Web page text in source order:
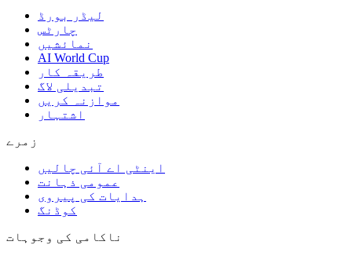
لیڈر بورڈ
چارٹس
نمائشیں
AI World Cup
طریقہ کار
تبدیلی لاگ
موازنہ کریں
اشتہار
زمرے
اینٹی اے آئی چالیں
عمومی ذہانت
ہدایات کی پیروی
کوڈنگ
ناکامی کی وجوہات